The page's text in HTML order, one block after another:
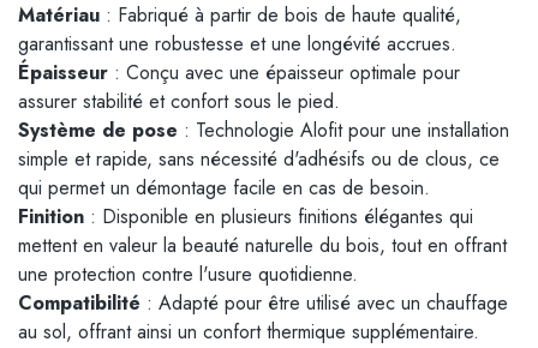
Matériau : Fabriqué à partir de bois de haute qualité,
garantissant une robustesse et une longévité accrues.
Épaisseur : Conçu avec une épaisseur optimale pour
assurer stabilité et confort sous le pied.
Système de pose : Technologie Alofit pour une installation
simple et rapide, sans nécessité d'adhésifs ou de clous, ce
qui permet un démontage facile en cas de besoin.
Finition : Disponible en plusieurs finitions élégantes qui
mettent en valeur la beauté naturelle du bois, tout en offrant
une protection contre l'usure quotidienne.
Compatibilité : Adapté pour être utilisé avec un chauffage
au sol, offrant ainsi un confort thermique supplémentaire.